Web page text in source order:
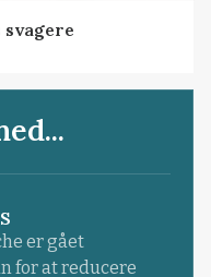
er gået
for at reducere